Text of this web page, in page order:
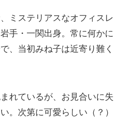
ミステリアスなオフィスレ
手・一関出身。常に何かに
、当初みね子は近寄り難く
れているが、お見合いに失
。次第に可愛らしい（？）